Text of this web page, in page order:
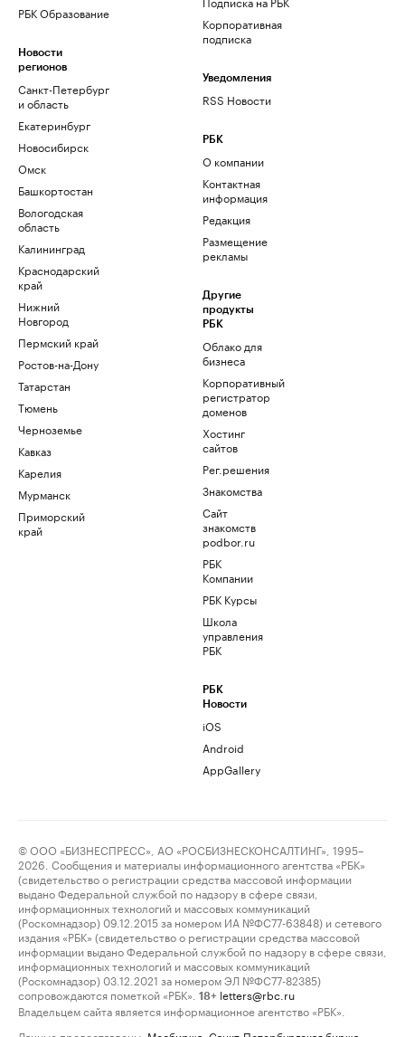
РБК Образование
Новости
регионов
Санкт-Петербург
и область
Екатеринбург
Новосибирск
Омск
Башкортостан
Вологодская
область
Калининград
Краснодарский
край
Нижний
Новгород
Пермский край
Ростов-на-Дону
Татарстан
Тюмень
Черноземье
Кавказ
Карелия
Мурманск
Приморский
край
Корпоративная
подписка
Уведомления
RSS Новости
РБК
О компании
Контактная
информация
Редакция
Размещение
рекламы
Другие
продукты
РБК
Облако для
бизнеса
Корпоративный
регистратор
доменов
Хостинг
сайтов
Рег.решения
Знакомства
Сайт
знакомств
podbor.ru
РБК
Компании
РБК Курсы
Школа
управления
РБК
РБК
Новости
iOS
Android
AppGallery
© ООО «БИЗНЕСПРЕСС», АО «РОСБИЗНЕСКОНСАЛТИНГ», 1995–
2026. Сообщения и материалы информационного агентства «РБК»
(свидетельство о регистрации средства массовой информации
выдано Федеральной службой по надзору в сфере связи,
информационных технологий и массовых коммуникаций
(Роскомнадзор) 09.12.2015 за номером ИА №ФС77-63848) и сетевого
издания «РБК» (свидетельство о регистрации средства массовой
информации выдано Федеральной службой по надзору в сфере связи,
информационных технологий и массовых коммуникаций
(Роскомнадзор) 03.12.2021 за номером ЭЛ №ФС77-82385)
сопровождаются пометкой «РБК».
18+ letters@rbc.ru
Владельцем сайта является информационное агентство «РБК».